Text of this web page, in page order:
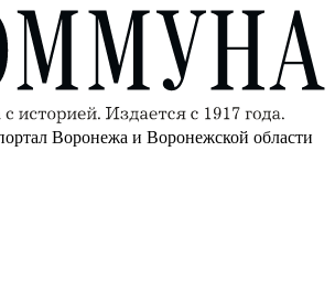
Воронежа и Воронежской области